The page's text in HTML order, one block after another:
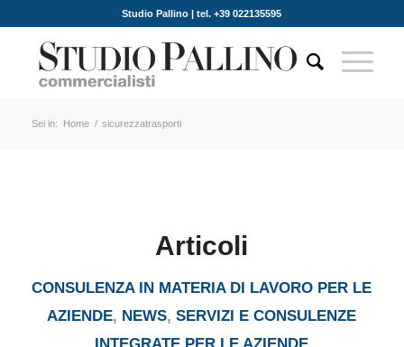
Studio Pallino | tel. +39 022135595
Sei in: Home / sicurezzatrasporti
Articoli
CONSULENZA IN MATERIA DI LAVORO PER LE
AZIENDE, NEWS,SERVIZI E CONSULENZE